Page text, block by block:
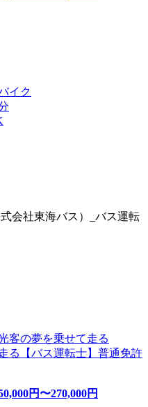
イク
会社東海バス）_バス運転
客の夢を乗せて走る
【バス運転士】普通免許
円〜270,000円